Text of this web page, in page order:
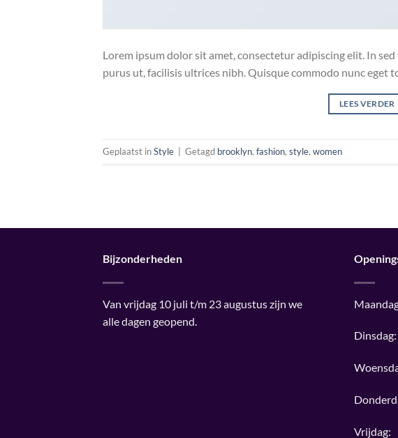
Lorem ipsum dolor sit amet, consectetur adipiscing elit. In
purus ut, facilisis ultrices nibh. Quisque commodo nunc
LEES VERDER
Geplaatst inStyle Getagd brooklyn, fashion, style, women
Bijzonderheden
Van vrijdag 10 juli t/m 23 augustus zijn we
alle dagen geopend.
Dinsdag:
Vrijdag: